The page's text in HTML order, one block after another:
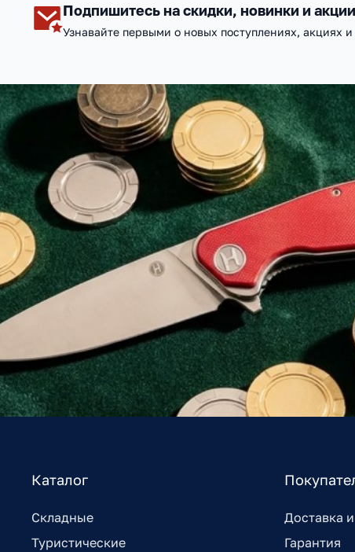
Подпишитесь на скидки, новинки и акции
Узнавайте первыми о новых поступлениях, акциях
Каталог
Складные
Туристические
Доставка
Гарантия